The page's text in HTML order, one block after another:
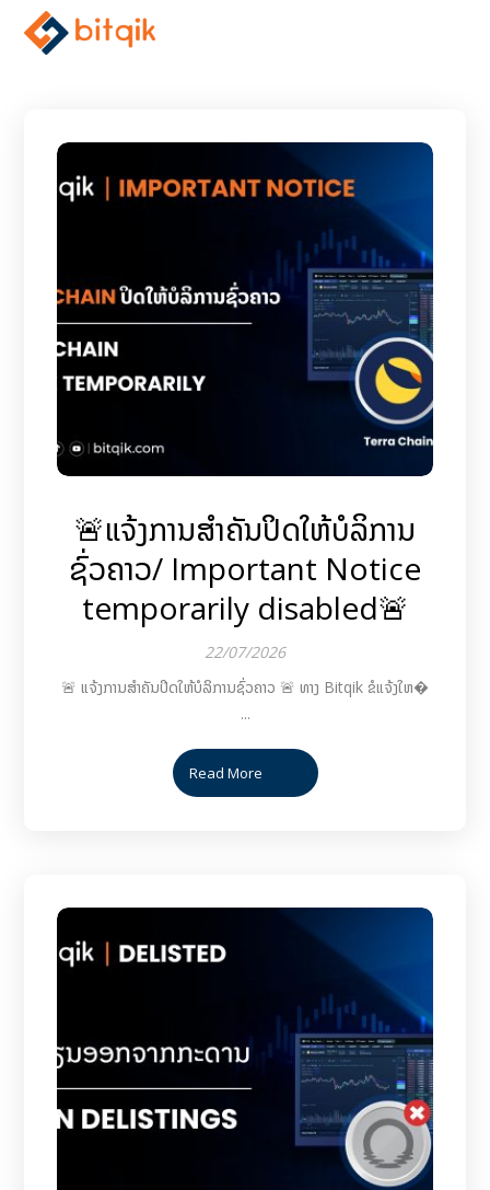
🚨ແຈ້ງການສຳຄັນປິດໃຫ້ບໍລິການ
ຊົ່ວຄາວ/ Important Notice
temporarily disabled🚨
22/07/2026
🚨 ແຈ້ງການສຳຄັນປິດໃຫ້ບໍລິການຊົ່ວຄາວ 🚨 ທາງ Bitqik ຂໍແຈ້ງໃຫ�
...
Read More